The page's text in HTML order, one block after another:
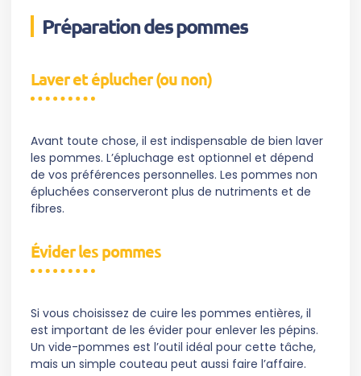
Préparation des pommes
Laver et éplucher (ou non)
Avant toute chose, il est indispensable de bien laver
les pommes. L’épluchage est optionnel et dépend
de vos préférences personnelles. Les pommes non
épluchées conserveront plus de nutriments et de
fibres.
Évider les pommes
Si vous choisissez de cuire les pommes entières, il
est important de les évider pour enlever les pépins.
Un vide-pommes est l’outil idéal pour cette tâche,
mais un simple couteau peut aussi faire l’affaire.